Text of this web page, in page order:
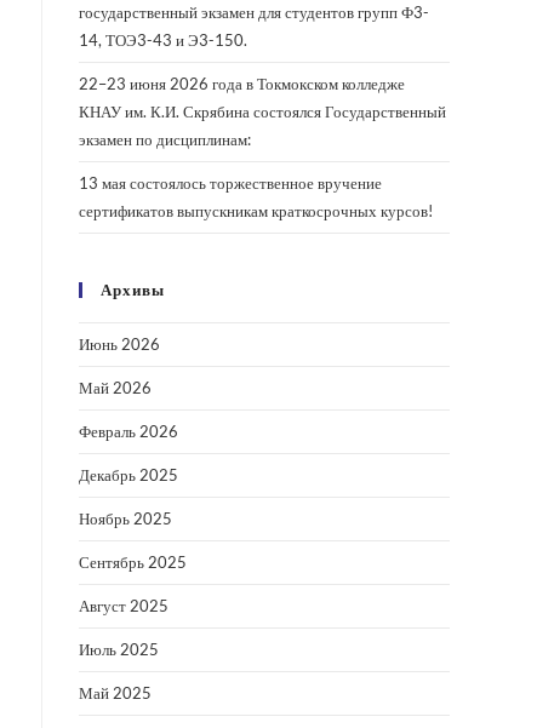
государственный экзамен для студентов групп Ф3-
14, ТОЭ3-43 и Э3-150.
22–23 июня 2026 года в Токмокском колледже
КНАУ им. К.И. Скрябина состоялся Государственный
экзамен по дисциплинам:
13 мая состоялось торжественное вручение
сертификатов выпускникам краткосрочных курсов!
Архивы
Июнь 2026
Май 2026
Февраль 2026
Декабрь 2025
Ноябрь 2025
Сентябрь 2025
Август 2025
Июль 2025
Май 2025